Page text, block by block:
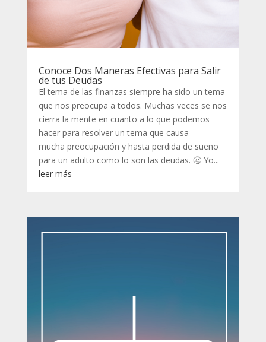
Conoce Dos Maneras Efectivas para Salir
de tus Deudas
El tema de las finanzas siempre ha sido un tema
que nos preocupa a todos. Muchas veces se nos
cierra la mente en cuanto a lo que podemos
hacer para resolver un tema que causa
mucha preocupación y hasta perdida de sueño
para un adulto como lo son las deudas. 🤔 Yo...
leer más